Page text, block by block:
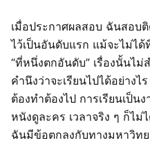
เมื่อประกาศผลสอบ ฉันสอบ
ไว้เป็นอันดับแรก แม้จะไม่ไ
“ที่หนึ่งตกอันดับ” เรื่องนั้นไ
คำนึงว่าจะเรียนไปได้อย่าง
ต้องทำต้องไป การเรียนเป็น
หนังดูละคร เวลาจริง ๆ ก็ไม่
ฉันมีข้อตกลงกับทางมหาวิทย